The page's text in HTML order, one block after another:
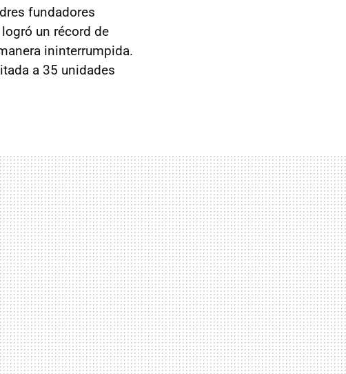
fundadores
un récord de
ininterrumpida.
a 35 unidades